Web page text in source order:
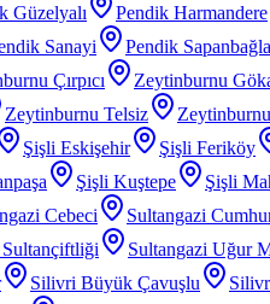
Güzelyalı Pendik Harmandere
Sanayi Pendik
Çırpıcı Zeytinburnu
Zeytinburnu Telsiz
Şişli Eskişehir Şişli Feriköy
Şişli Kuştepe Şişli
Cebeci Sultangazi
Sultançiftliği Sultangazi Uğur
Silivri Büyük Çavuşlu